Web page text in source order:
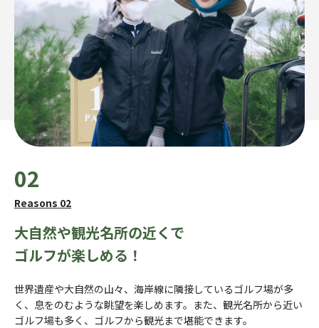
02
Reasons 02
大自然や観光名所の近くで
ゴルフが楽しめる！
世界遺産や大自然の山々、海岸線に隣接しているゴルフ場が多
く、息をのむような眺望を楽しめます。また、観光名所から近い
ゴルフ場も多く、ゴルフから観光まで堪能できます。